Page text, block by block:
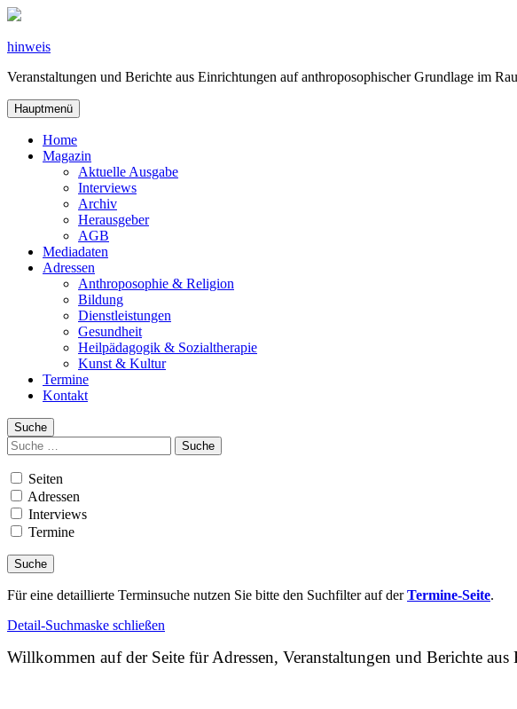
Zum
springen
hinweis
Veranstaltungen und Berichte aus Einrichtungen auf anthroposophischer Grundlage im
Hauptmenü
Home
Magazin
Aktuelle Ausgabe
Interviews
Archiv
Herausgeber
AGB
Mediadaten
Adressen
Anthroposophie & Religion
Bildung
Dienstleistungen
Gesundheit
Heilpädagogik & Sozialtherapie
Kunst & Kultur
Termine
Kontakt
Suche
Suchen
nach:
Seiten
Adressen
Interviews
Termine
Für eine detaillierte Terminsuche nutzen Sie bitte den Suchfilter auf derTermine-Seite.
Detail-Suchmaske schließen
Willkommen auf der Seite für Adressen, Veranstaltungen und Berichte